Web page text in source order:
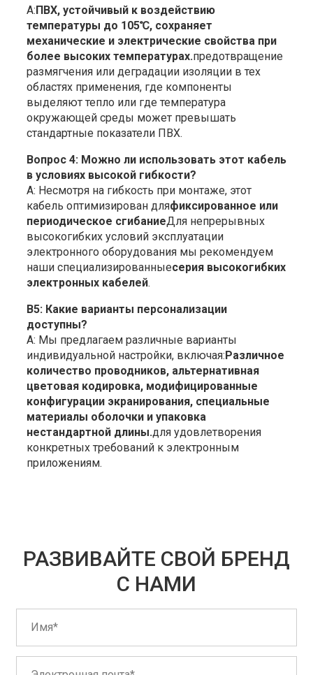
А:ПВХ, устойчивый к воздействию
температуры до 105℃, сохраняет
механические и электрические свойства при
более высоких температурах.предотвращение
размягчения или деградации изоляции в тех
областях применения, где компоненты
выделяют тепло или где температура
окружающей среды может превышать
стандартные показатели ПВХ.
Вопрос 4: Можно ли использовать этот кабель
в условиях высокой гибкости?
А: Несмотря на гибкость при монтаже, этот
кабель оптимизирован дляфиксированное или
периодическое сгибаниеДля непрерывных
высокогибких условий эксплуатации
электронного оборудования мы рекомендуем
наши специализированныесерия высокогибких
электронных кабелей.
В5: Какие варианты персонализации
доступны?
А: Мы предлагаем различные варианты
индивидуальной настройки, включая:Различное
количество проводников, альтернативная
цветовая кодировка, модифицированные
конфигурации экранирования, специальные
материалы оболочки и упаковка
нестандартной длины.для удовлетворения
конкретных требований к электронным
приложениям.
РАЗВИВАЙТЕ СВОЙ БРЕНД
С НАМИ